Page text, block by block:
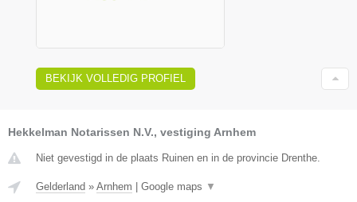
BEKIJK VOLLEDIG PROFIEL
Hekkelman Notarissen N.V., vestiging Arnhem
Niet gevestigd in de plaats Ruinen en in de provincie Drenthe.
Gelderland » Arnhem | Google maps ▼